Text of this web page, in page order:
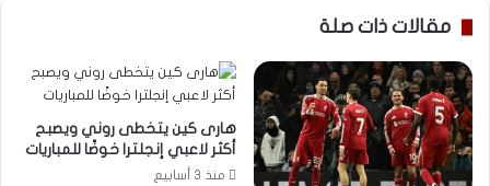
مقالات ذات صلة
هارى كين يتخطى روني ويصبح
أكثر لاعبي إنجلترا خوضًا للمباريات
منذ 3 أسابيع